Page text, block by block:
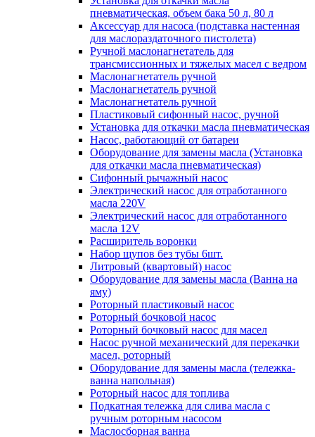
пневматическая, объем бака 50 л, 80 л
Аксессуар для насоса (подставка настенная
для маслораздаточного пистолета)
Ручной маслонагнетатель для
трансмиссионных и тяжелых масел с ведром
Маслонагнетатель ручной
Маслонагнетатель ручной
Маслонагнетатель ручной
Пластиковый сифонный насос, ручной
Установка для откачки масла пневматическая
Насос, работающий от батареи
Оборудование для замены масла (Установка
для откачки масла пневматическая)
Сифонный рычажный насос
Электрический насос для отработанного
масла 220V
Электрический насос для отработанного
масла 12V
Расширитель воронки
Набор щупов без тубы 6шт.
Литровый (квартовый) насос
Оборудование для замены масла (Ванна на
яму)
Роторный пластиковый насос
Роторный бочковой насос
Роторный бочковый насос для масел
Насос ручной механический для перекачки
масел, роторный
Оборудование для замены масла (тележка-
ванна напольная)
Роторный насос для топлива
Подкатная тележка для слива масла с
ручным роторным насосом
Маслосборная ванна